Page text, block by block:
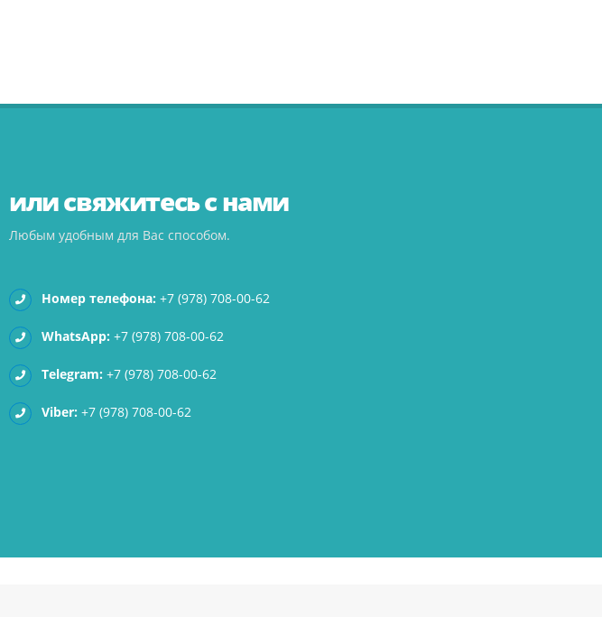
или свяжитесь с нами
Любым удобным для Вас способом.
Номер телефона: +7 (978) 708-00-62
WhatsApp: +7 (978) 708-00-62
Telegram: +7 (978) 708-00-62
Viber: +7 (978) 708-00-62